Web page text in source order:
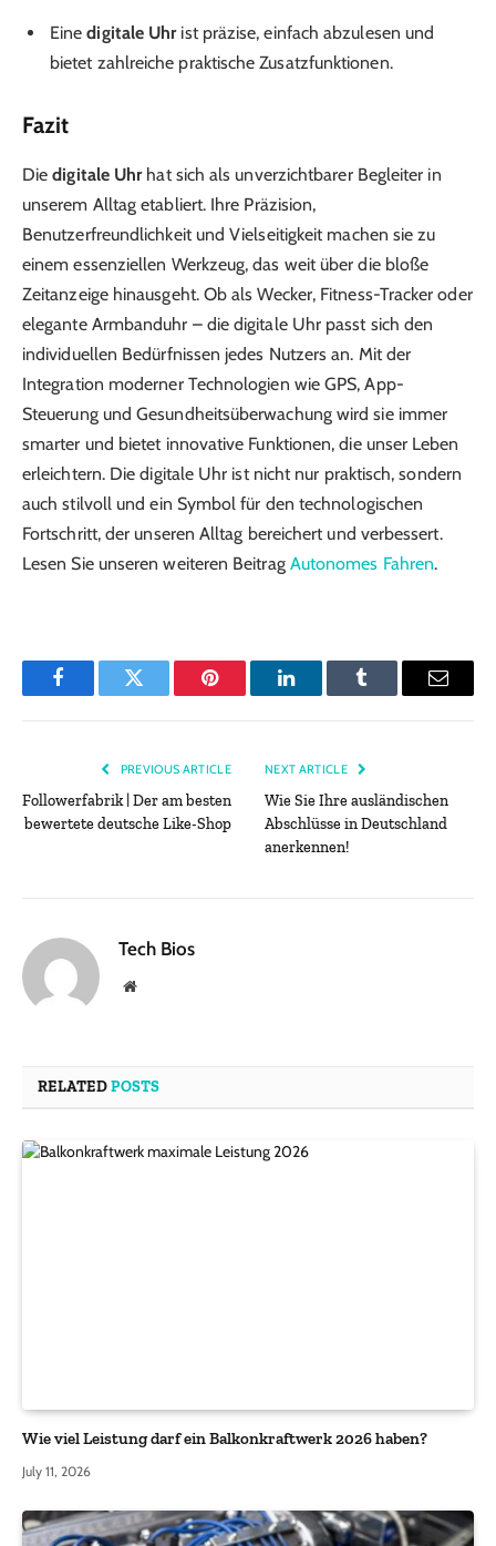
Einedigitale Uhrist präzise, einfach abzulesen und
bietet zahlreiche praktische Zusatzfunktionen.
Fazit
Diedigitale Uhrhat sich als unverzichtbarer Begleiter in
unserem Alltag etabliert. Ihre Präzision,
Benutzerfreundlichkeit und Vielseitigkeit machen sie zu
einem essenziellen Werkzeug, das weit über die bloße
Zeitanzeige hinausgeht. Ob als Wecker, Fitness-Tracker oder
elegante Armbanduhr – die digitale Uhr passt sich den
individuellen Bedürfnissen jedes Nutzers an. Mit der
Integration moderner Technologien wie GPS, App-
Steuerung und Gesundheitsüberwachung wird sie immer
smarter und bietet innovative Funktionen, die unser Leben
erleichtern. Die digitale Uhr ist nicht nur praktisch, sondern
auch stilvoll und ein Symbol für den technologischen
Fortschritt, der unseren Alltag bereichert und verbessert.
Lesen Sie unseren weiteren BeitragAutonomes Fahren.
FacebookTwitter Pinterest LinkedInTumblr Email
PREVIOUS ARTICLE
Followerfabrik | Der am besten
bewertete deutsche Like-Shop
NEXT ARTICLE
Wie Sie Ihre ausländischen
Abschlüsse in Deutschland
anerkennen!
Tech Bios
Website
RELATEDPOSTS
Wie viel Leistung darf ein Balkonkraftwerk 2026 haben?
July 11, 2026